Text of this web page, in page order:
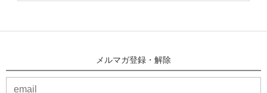
メルマガ登録・解除